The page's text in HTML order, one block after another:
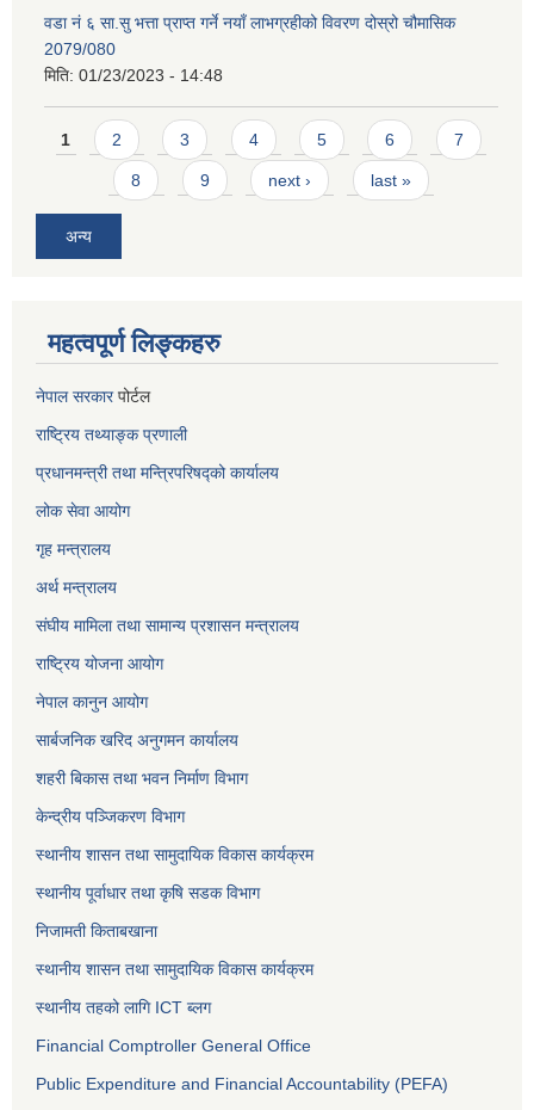
वडा नं ६ सा.सु भत्ता प्राप्त गर्ने नयाँ लाभग्रहीको विवरण दोस्रो चौमासिक
2079/080
मिति: 01/23/2023 - 14:48
Pages
1 2 3 4 5 6 7
8 9 next › last »
अन्य
महत्वपूर्ण लिङ्कहरु
नेपाल सरकारपोर्टल
राष्ट्रिय तथ्याङ्क प्रणाली
प्रधानमन्त्री तथा मन्त्रिपरिषद्को कार्यालय
लोक सेवाआयोग
गृह मन्त्रालय
अर्थ मन्त्रालय
संघीय मामिला तथा सामान्य प्रशासन मन्त्रालय
राष्ट्रिय योजना आयोग
नेपाल कानुन आयोग
सार्बजनिक खरिद अनुगमन कार्यालय
शहरी बिकास तथा भवन निर्माण विभाग
केन्द्रीय पञ्जिकरण विभाग
स्थानीय शासन तथा सामुदायिक विकास कार्यक्रम
स्थानीय पूर्वाधार तथा कृषि सडक विभाग
निजामती किताबखाना
स्थानीय शासन तथा सामुदायिक विकास कार्यक्रम
स्थानीय तहको लागि ICT ब्लग
Financial Comptroller General Office
Public Expenditure and Financial Accountability (PEFA)